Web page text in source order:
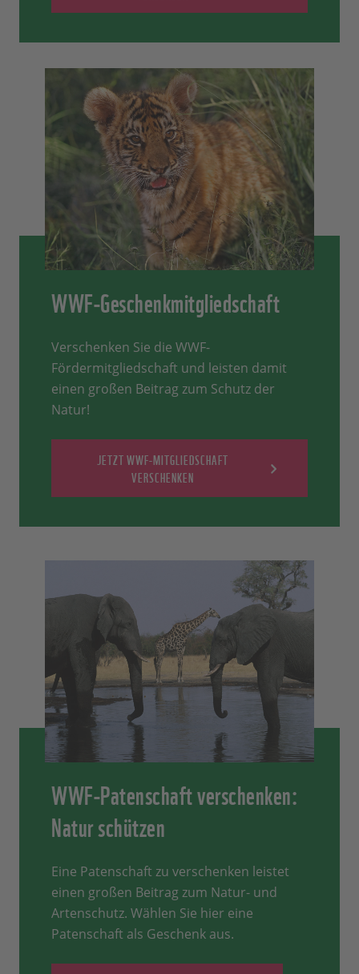
WWF-Geschenkmitgliedschaft
Verschenken Sie die WWF-
Fördermitgliedschaft und leisten damit
einen großen Beitrag zum Schutz der
Natur!
JETZT WWF-MITGLIEDSCHAFT
VERSCHENKEN
WWF-Patenschaft verschenken:
Natur schützen
Eine Patenschaft zu verschenken leistet
einen großen Beitrag zum Natur- und
Artenschutz. Wählen Sie hier eine
Patenschaft als Geschenk aus.